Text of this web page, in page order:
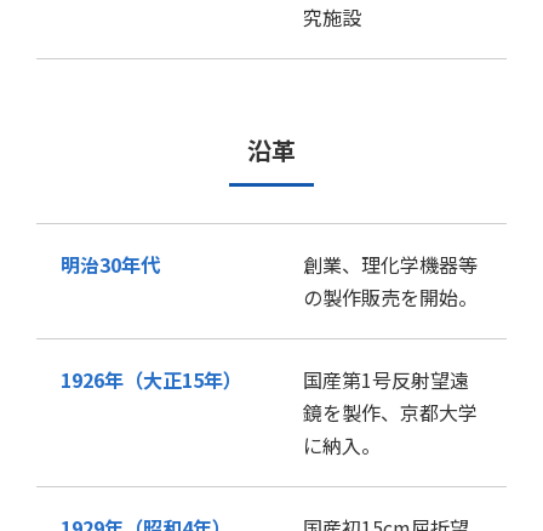
究施設
沿革
明治30年代
創業、理化学機器等
の製作販売を開始。
1926年（大正15年）
国産第1号反射望遠
鏡を製作、京都大学
に納入。